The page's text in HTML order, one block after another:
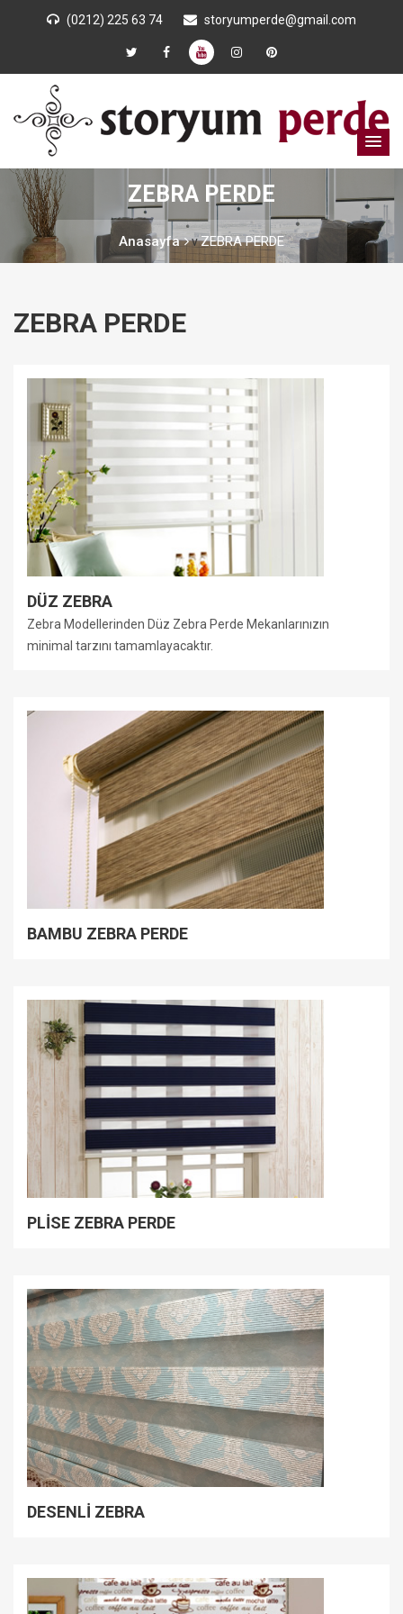
(0212) 225 63 74 storyumperde@gmail.com
ZEBRA PERDE
Anasayfa vZEBRA PERDE
ZEBRA PERDE
DÜZ ZEBRA
Zebra Modellerinden Düz Zebra Perde Mekanlarınızın
minimal tarzını tamamlayacaktır.
BAMBU ZEBRA PERDE
PLİSE ZEBRA PERDE
DESENLİ ZEBRA